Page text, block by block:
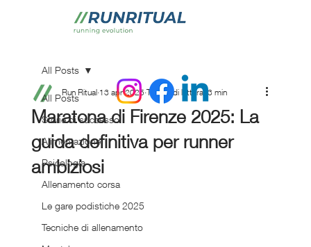
All Posts
Storie di successo
Alimentazione
Psicologia
Allenamento corsa
Le gare podistiche 2025
Tecniche di allenamento
All Posts
Maratona di Firenze 2025: La
guida definitiva per runner
ambiziosi
Run Ritual 13 apr 2025 Tempo di lettura: 3 min